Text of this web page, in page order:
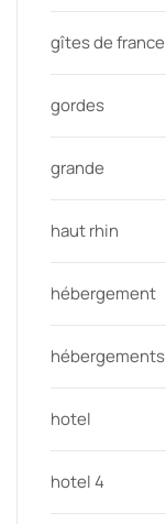
gîtes de france
gordes
grande
haut rhin
hébergement
hébergements
hotel
hotel 4